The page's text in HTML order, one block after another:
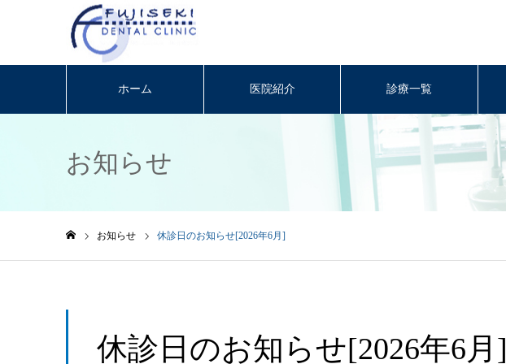
ホーム 医院紹介 診療一覧
お知らせ
お知らせ 休診日のお知らせ[2026年6月]
休診日のお知らせ[2026年6月]